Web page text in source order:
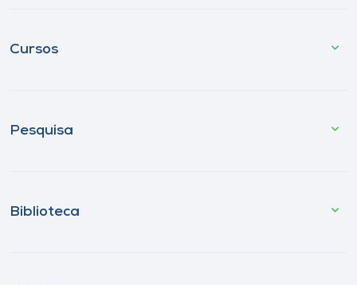
Cursos
Pesquisa
Biblioteca